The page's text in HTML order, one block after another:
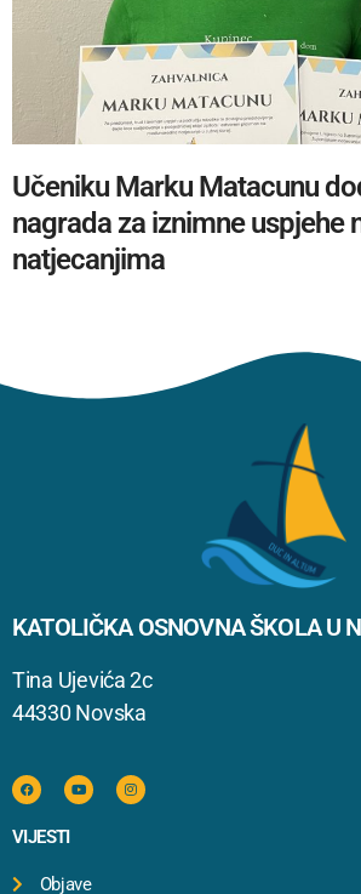
Učeniku Marku Matacunu
nagrada za iznimne uspjehe
natjecanjima
KATOLIČKA OSNOVNA ŠKOLA U
Tina Ujevića 2c
44330 Novska
VIJESTI
Objave